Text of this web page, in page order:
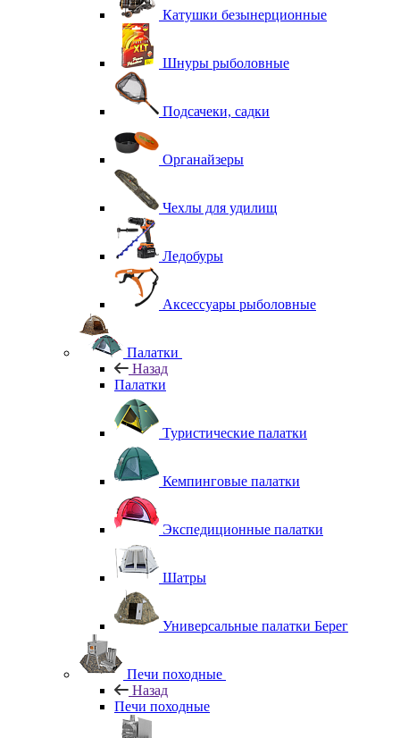
Катушки безынерционные
Шнуры рыболовные
Подсачеки, садки
Органайзеры
Чехлы для удилищ
Ледобуры
Аксессуары рыболовные
Палатки
Назад
Палатки
Туристические палатки
Кемпинговые палатки
Экспедиционные палатки
Шатры
Универсальные палатки Берег
Печи походные
Назад
Печи походные